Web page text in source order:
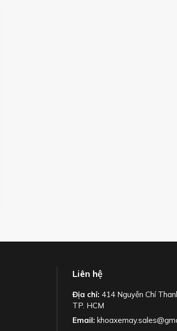
Liên hệ
Địa chỉ:414 Nguyễn Chí
TP. HCM
Email: